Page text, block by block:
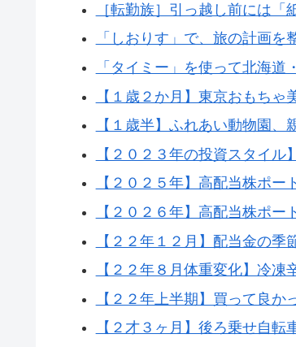
［転勤族］引っ越し前には「
「しおりす」で、旅の計画を
「タイミー」を使って北海
【１歳２か月】東京おもちゃ
【１歳半】ふれあい動物園
【２０２３年の投資スタイ
【２０２５年】高配当株ポー
【２０２６年】高配当株ポー
【２２年１２月】配当金の季
【２２年８月体重変化】冷
【２２年上半期】買って良か
【２才３ヶ月】後ろ乗せ自転